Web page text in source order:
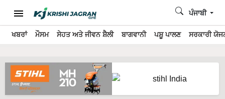
ਖਬਰਾਂ ਮੌਸਮ ਸੇਹਤ ਅਤੇ ਜੀਵਨ ਸ਼ੈਲੀ ਬਾਗਵਾਨੀ ਪਸ਼ੂ ਪਾਲਣ ਸਰਕਾਰੀ
ਪੰਜਾਬੀ